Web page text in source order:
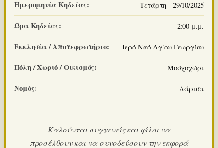
Ημερομηνία Κηδείας: Τετάρτη - 29/10/2025
Ώρα Κηδείας: 2:00 μ.μ.
Εκκλησία / Αποτεφρωτήριο: Ιερό Ναό Αγίου Γεωργίου
Πόλη / Χωριό / Οικισμός: Μοσχοχώρι
Νομός: Λάρισα
Καλούνται συγγενείς και φίλοι να
προσέλθουν και να συνοδεύσουν την εκφορά